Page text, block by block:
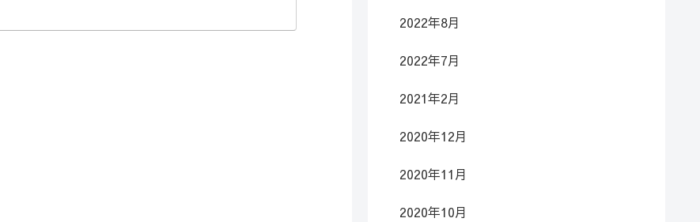
2022年8月
2022年7月
2021年2月
2020年12月
2020年11月
2020年10月